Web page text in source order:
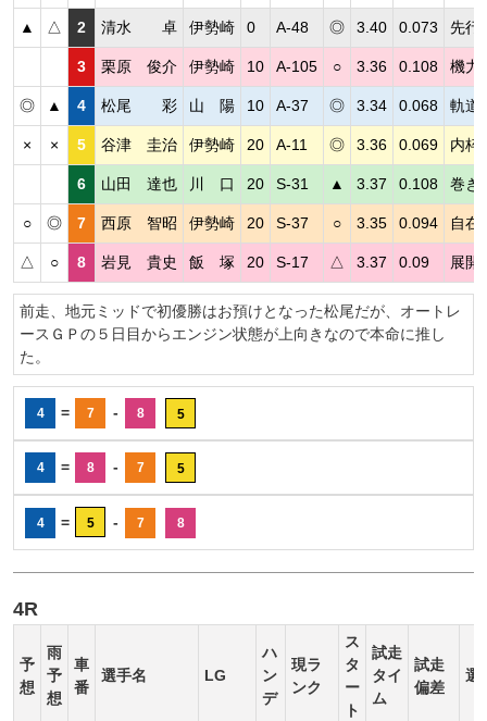
▲ △ 2 清水 卓 伊勢崎 0 A-48 ◎ 3.40 0.073 先行
3 栗原 俊介 伊勢崎 10 A-105 ○ 3.36 0.108 機力
◎ ▲ 4 松尾 彩 山 陽 10 A-37 ◎ 3.34 0.068 軌道
× × 5 谷津 圭治 伊勢崎 20 A-11 ◎ 3.36 0.069 内枠
6 山田 達也 川 口 20 S-31 ▲ 3.37 0.108 巻き
○ ◎ 7 西原 智昭 伊勢崎 20 S-37 ○ 3.35 0.094 自在
△ ○ 8 岩見 貴史 飯 塚 20 S-17 △ 3.37 0.09 展開
前走、地元ミッドで初優勝はお預けとなった松尾だが、オートレ
ースＧＰの５日目からエンジン状態が上向きなので本命に推し
た。
4 = 7 - 8 5
4 = 8 - 7 5
4 = 5 - 7 8
4R
予
想
雨
予
想
車
番
選手名 LG
ハ
ン
デ
現ラ
ンク
ス
タ
ー
ト
試走
タイ
ム
試走
偏差
選